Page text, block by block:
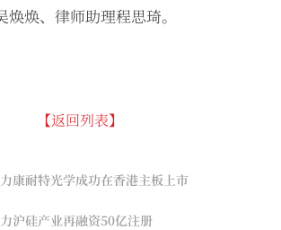
焕、律师助理程思琦。
【返回列表】
康耐特光学成功在香港主板上市
沪硅产业再融资50亿注册